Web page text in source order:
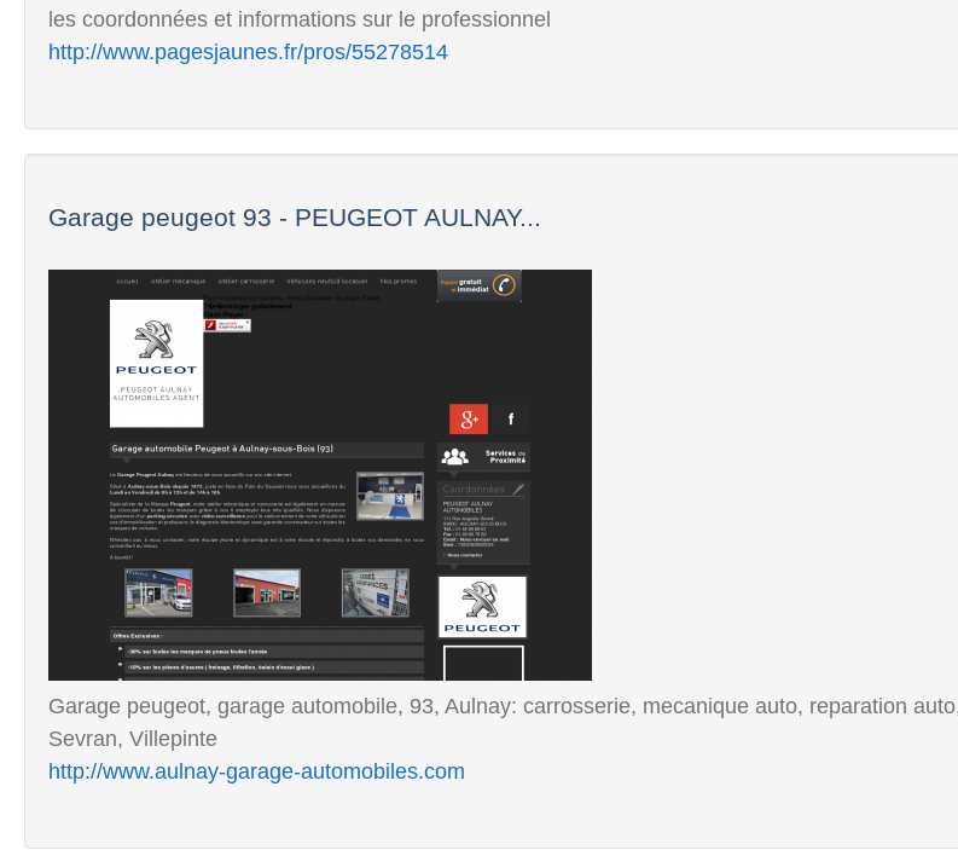
les coordonnées et informations sur le professionnel
http://www.pagesjaunes.fr/pros/55278514
Garage peugeot 93 - PEUGEOT AULNAY...
Garage peugeot, garage automobile, 93, Aulnay: carrosserie, mecanique auto, reparation
Sevran, Villepinte
http://www.aulnay-garage-automobiles.com